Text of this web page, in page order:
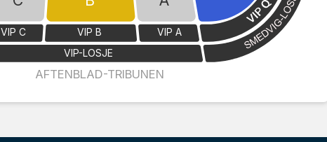
VIP C
VIP B
VIP-LOSJE
VIP A
AFTENBLAD-TRIBUNEN